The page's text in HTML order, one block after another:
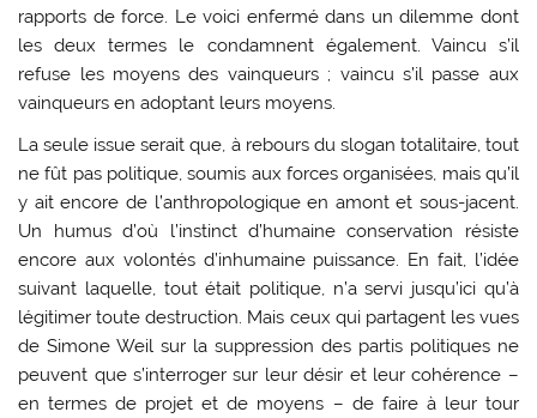
rapports de force. Le voici enfermé dans un dilemme dont
les deux termes le condamnent également. Vaincu s’il
refuse les moyens des vainqueurs ; vaincu s’il passe aux
vainqueurs en adoptant leurs moyens.
La seule issue serait que, à rebours du slogan totalitaire, tout
ne fût pas politique, soumis aux forces organisées, mais qu’il
y ait encore de l’anthropologique en amont et sous-jacent.
Un humus d’où l’instinct d’humaine conservation résiste
encore aux volontés d’inhumaine puissance. En fait, l’idée
suivant laquelle, tout était politique, n’a servi jusqu’ici qu’à
légitimer toute destruction. Mais ceux qui partagent les vues
de Simone Weil sur la suppression des partis politiques ne
peuvent que s’interroger sur leur désir et leur cohérence –
en termes de projet et de moyens – de faire à leur tour